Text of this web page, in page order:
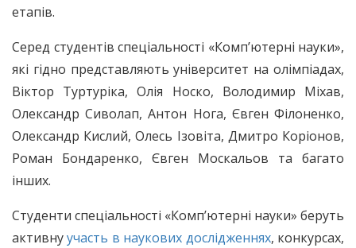
етапів.
Серед студентів спеціальності «Комп’ютерні науки»,
які гідно представляють університет на олімпіадах,
Віктор Туртуріка, Олія Носко, Володимир Міхав,
Олександр Сиволап, Антон Нога, Євген Філоненко,
Олександр Кислий, Олесь Ізовіта, Дмитро Коріонов,
Роман Бондаренко, Євген Москальов та багато
інших.
Студенти спеціальності «Комп’ютерні науки» беруть
активнуучасть в наукових дослідженнях, конкурсах,